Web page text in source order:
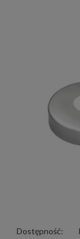
Dostępność: